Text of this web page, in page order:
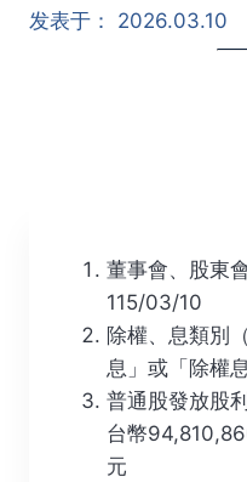
发表于： 2026.03.10
董事會、股東
115/03/10
除權、息類別
息」或「除權
普通股發放股
台幣
元